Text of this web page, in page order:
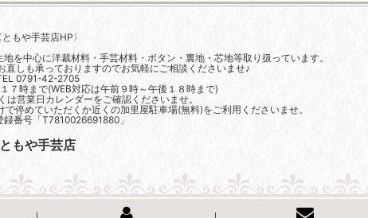
ともや手芸店HP〉
を中心に洋裁材料・手芸材料・ボタン・裏地・芯地等取り扱っています。
しも承っておりますのでお気軽にご相談くださいませ♪
0791-42-2705
時まで(WEB対応は午前９時～午後１８時まで)
営業日カレンダーをご確認くださいませ。
停めていただくか近くの加里屋駐車場(無料)をご利用くださいませ。
録番号「T7810026691880」
ともや手芸店